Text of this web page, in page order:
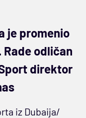
je promenio
Rade odličan
direktor
iz Dubaija/